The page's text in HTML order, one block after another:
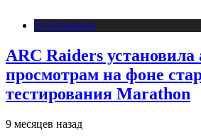
Публикации
ARC Raiders установила
просмотрам на фоне
тестирования Marathon
9 месяцев назад